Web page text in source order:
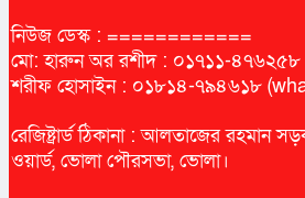
নিউজ ডেস্ক : ============
মো: হারুন অর রশীদ : ০১৭১১-
শরীফ হোসাইন : ০১৮১৪-৭৯৪৬১৮
রেজিষ্ট্রার্ড ঠিকানা : আলতাজের রহমান
ওয়ার্ড, ভোলা পৌরসভা, ভোলা।